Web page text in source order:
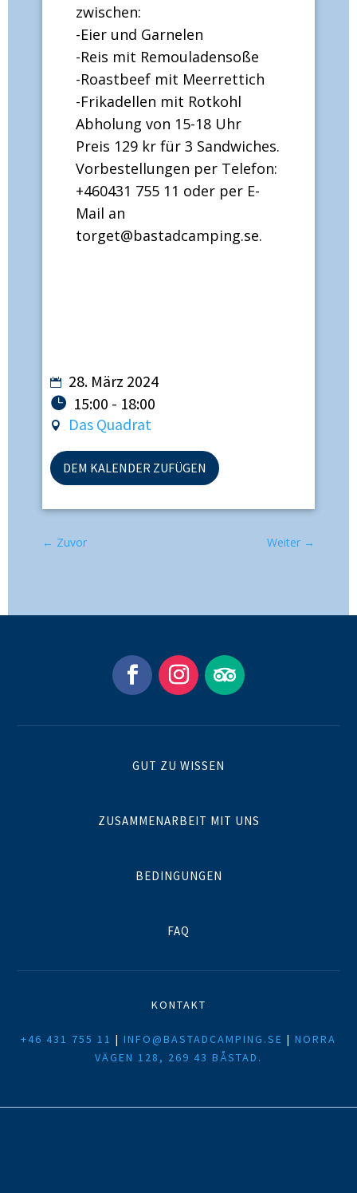
zwischen:
-Eier und Garnelen
-Reis mit Remouladensoße
-Roastbeef mit Meerrettich
-Frikadellen mit Rotkohl
Abholung von 15-18 Uhr
Preis 129 kr für 3 Sandwiches.
Vorbestellungen per Telefon:
+460431 755 11 oder per E-
Mail an
torget@bastadcamping.se.
28. März 2024
15:00 - 18:00
Das Quadrat
DEM KALENDER ZUFÜGEN
← Zuvor Weiter →
GUT ZU WISSEN
ZUSAMMENARBEIT MIT UNS
BEDINGUNGEN
FAQ
KONTAKT
+46 431 755 11 | INFO@BASTADCAMPING.SE | NORRA
VÄGEN 128, 269 43 BÅSTAD.